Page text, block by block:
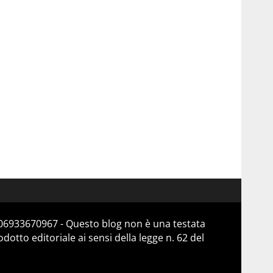
- Questo blog non è una testata
editoriale ai sensi della legge n. 62 del